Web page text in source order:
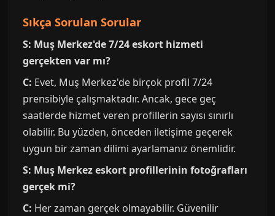
Sıkça Sorulan Sorular
S: Muş Merkez'de 7/24 eskort hizmeti
gerçekten var mı?
C: Evet, Muş Merkez'de birçok profil 7/24
prensibiyle çalışmaktadır. Ancak, gece geç
saatlerde hizmet veren profillerin sayısı sınırlı
olabilir. Bu yüzden, önceden iletişime geçerek
uygun bir zaman dilimi ayarlamanız önemlidir.
S: Muş Merkez eskort profillerinin fotoğrafları
gerçek mi?
C: Her zaman gerçek olmayabilir. Güvenilir